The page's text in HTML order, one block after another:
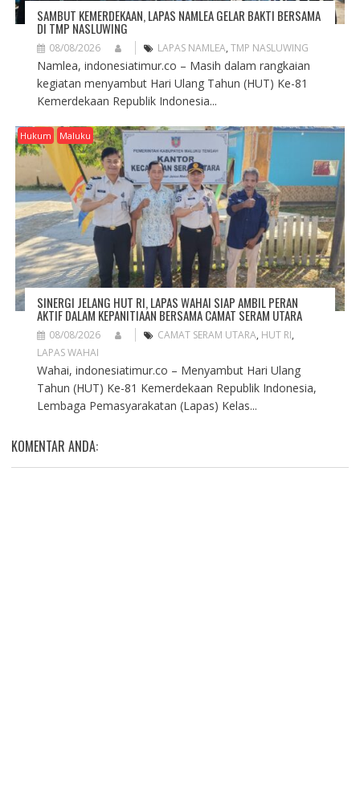
SAMBUT KEMERDEKAAN, LAPAS NAMLEA GELAR BAKTI BERSAMA
DI TMP NASLUWING
08/08/2026 LAPAS NAMLEA, TMP NASLUWING
Namlea, indonesiatimur.co – Masih dalam rangkaian
kegiatan menyambut Hari Ulang Tahun (HUT) Ke-81
Kemerdekaan Republik Indonesia...
Hukum Maluku
SINERGI JELANG HUT RI, LAPAS WAHAI SIAP AMBIL PERAN
AKTIF DALAM KEPANITIAAN BERSAMA CAMAT SERAM UTARA
08/08/2026 CAMAT SERAM UTARA, HUT RI,
LAPAS WAHAI
Wahai, indonesiatimur.co – Menyambut Hari Ulang
Tahun (HUT) Ke-81 Kemerdekaan Republik Indonesia,
Lembaga Pemasyarakatan (Lapas) Kelas...
KOMENTAR ANDA: